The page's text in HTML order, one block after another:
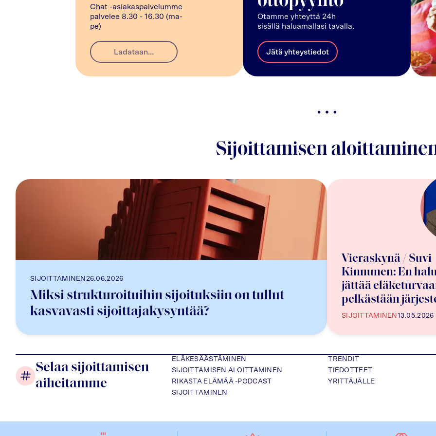
Chat -asiakaspalvelumme
palvelee 8.30 - 16.30 (ma-
pe)
Ladataan...
Otamme yhteyttä 24h
sisällä haluamallasi tavalla.
Jätä yhteystiedot
Sijoittamisen
SIJOITTAMINEN 26.06.2026
Miksi strukturoituihin sijoituksiin on tullut
kasvavasti sijoittajakysyntää?
Vieraskynä / Suvi
Kinnunen: En
jättää
pelkästään
varaan
SIJOITTAMINEN 13.05.2026
Selaa sijoittamisen
aiheitamme
ELÄKESÄÄSTÄMINEN
TRENDIT
SIJOITTAMISEN ALOITTAMINEN
TIEDOTTEET
RIKASTA ELÄMÄÄ -PODCAST
YRITTÄJÄLLE
SIJOITTAMINEN